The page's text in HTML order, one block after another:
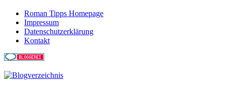
Roman Tipps Homepage
Impressum
Datenschutzerklärung
Kontakt